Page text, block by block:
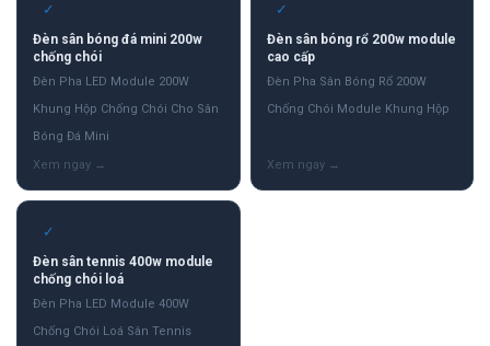
✓
Đèn sân bóng đá mini 200w
chống chói
Đèn Pha LED Module 200W
Khung Hộp Chống Chói Cho Sân
Bóng Đá Mini
✓
Đèn sân bóng rổ 200w module
cao cấp
Đèn Pha Sân Bóng Rổ 200W
Chống Chói Module Khung Hộp
✓
Đèn sân tennis 400w module
chống chói loá
Đèn Pha LED Module 400W
Chống Chói Loá Sân Tennis